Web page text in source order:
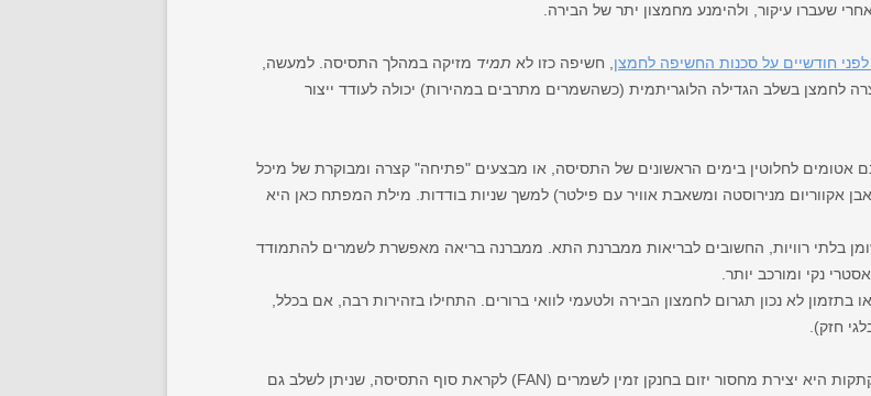
שעברו עיקור, ולהימנע מחמצון יתר של הבירה.
חודשיים על סכנות החשיפה לחמצן , חשיפה כזו לא תמיד מזיקה במהלך התסיסה. למעשה,
לחמצן בשלב הגדילה הלוגריתמית (כשהשמרים מתרבים במהירות) יכולה לעודד ייצור
אטומים לחלוטין בימים הראשונים של התסיסה, או מבצעים "פתיחה" קצרה ומבוקרת של מיכל
שומן בלתי רוויות, החשובים לבריאות ממברנת התא. ממברנה בריאה מאפשרת לשמרים להתמודד
נקי ומורכב יותר.
לא נכון תגרום לחמצון הבירה ולטעמי לוואי ברורים. התחילו בזהירות רבה, אם בכלל,
חזק).
טכניקה אפשרית, אם כי מורכבת, לשימור מתיקות בבירות מתקתקות היא יצירת מחסור יזום בחנקן זמין לשמרים (FAN) לקראת סוף התסיסה, שניתן לשלב גם